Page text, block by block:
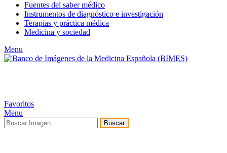
Fuentes del saber médico
Instrumentos de diagnóstico e investigación
Terapias y práctica médica
Medicina y sociedad
Menu
Favoritos
Menu
Buscar